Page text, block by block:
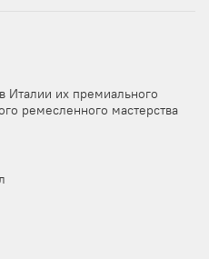
Италии их премиального
ремесленного мастерства